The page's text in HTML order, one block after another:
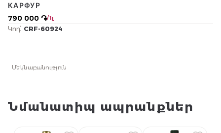
790 000 ֏/ 1լ
КАРФУР
Կոդ՝ CRF-60924
Մեկնաբանություն
Նմանատիպ ապրանքներ